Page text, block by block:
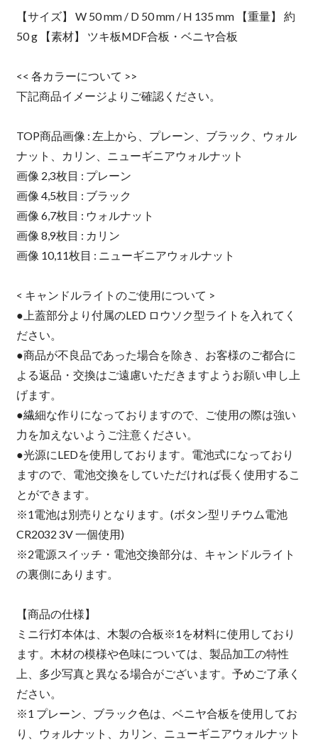
【サイズ】 W 50 mm / D 50 mm / H 135 mm 【重量】 約
50 g 【素材】 ツキ板MDF合板・ベニヤ合板
<< 各カラーについて >>
下記商品イメージよりご確認ください。
TOP商品画像 : 左上から、プレーン、ブラック、ウォル
ナット、カリン、ニューギニアウォルナット
画像 2,3枚目 : プレーン
画像 4,5枚目 : ブラック
画像 6,7枚目 : ウォルナット
画像 8,9枚目 : カリン
画像 10,11枚目 : ニューギニアウォルナット
< キャンドルライトのご使用について >
●上蓋部分より付属のLED ロウソク型ライトを入れてく
ださい。
●商品が不良品であった場合を除き、お客様のご都合に
よる返品・交換はご遠慮いただきますようお願い申し上
げます。
●繊細な作りになっておりますので、ご使用の際は強い
力を加えないようご注意ください。
●光源にLEDを使用しております。電池式になっており
ますので、電池交換をしていただければ長く使用するこ
とができます。
※1電池は別売りとなります。(ボタン型リチウム電池
CR2032 3V 一個使用)
※2電源スイッチ・電池交換部分は、キャンドルライト
の裏側にあります。
【商品の仕様】
ミニ行灯本体は、木製の合板※1を材料に使用しており
ます。木材の模様や色味については、製品加工の特性
上、多少写真と異なる場合がございます。予めご了承く
ださい。
※1 プレーン、ブラック色は、ベニヤ合板を使用してお
り、ウォルナット、カリン、ニューギニアウォルナット